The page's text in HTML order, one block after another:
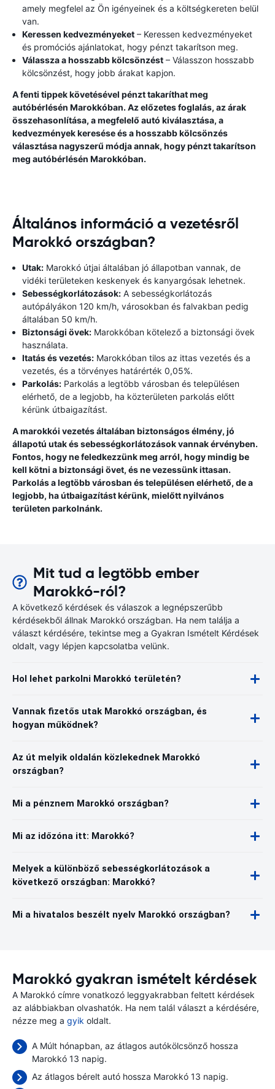
amely megfelel az Ön igényeinek és a költségkereten belül
van.
Keressen kedvezményeket – Keressen kedvezményeket
és promóciós ajánlatokat, hogy pénzt takarítson meg.
Válassza a hosszabb kölcsönzést – Válasszon hosszabb
kölcsönzést, hogy jobb árakat kapjon.
A fenti tippek követésével pénzt takaríthat meg
autóbérlésén Marokkóban. Az előzetes foglalás, az árak
összehasonlítása, a megfelelő autó kiválasztása, a
kedvezmények keresése és a hosszabb kölcsönzés
választása nagyszerű módja annak, hogy pénzt takarítson
meg autóbérlésén Marokkóban.
Általános információ a vezetésről
Marokkó országban?
Utak: Marokkó útjai általában jó állapotban vannak, de
vidéki területeken keskenyek és kanyargósak lehetnek.
Sebességkorlátozások: A sebességkorlátozás
autópályákon 120 km/h, városokban és falvakban pedig
általában 50 km/h.
Biztonsági övek: Marokkóban kötelező a biztonsági övek
használata.
Itatás és vezetés: Marokkóban tilos az ittas vezetés és a
vezetés, és a törvényes határérték 0,05%.
Parkolás: Parkolás a legtöbb városban és településen
elérhető, de a legjobb, ha közterületen parkolás előtt
kérünk útbaigazítást.
A marokkói vezetés általában biztonságos élmény, jó
állapotú utak és sebességkorlátozások vannak érvényben.
Fontos, hogy ne feledkezzünk meg arról, hogy mindig be
kell kötni a biztonsági övet, és ne vezessünk ittasan.
Parkolás a legtöbb városban és településen elérhető, de a
legjobb, ha útbaigazítást kérünk, mielőtt nyilvános
területen parkolnánk.
Mit tud a legtöbb ember
Marokkó-ról?
A következő kérdések és válaszok a legnépszerűbb
kérdésekből állnak Marokkó országban. Ha nem találja a
választ kérdésére, tekintse meg a Gyakran Ismételt Kérdések
oldalt, vagy lépjen kapcsolatba velünk.
Hol lehet parkolni Marokkó területén?
Vannak fizetős utak Marokkó országban, és
hogyan működnek?
Az út melyik oldalán közlekednek Marokkó
országban?
Mi a pénznem Marokkó országban?
Mi az időzóna itt: Marokkó?
Melyek a különböző sebességkorlátozások a
következő országban: Marokkó?
Mi a hivatalos beszélt nyelv Marokkó országban?
Marokkó gyakran ismételt kérdések
A Marokkó címre vonatkozó leggyakrabban feltett kérdések
az alábbiakban olvashatók. Ha nem talál választ a kérdésére,
nézze meg a gyik oldalt.
A Múlt hónapban, az átlagos autókölcsönző hossza
Marokkó 13 napig.
Az átlagos bérelt autó hossza Marokkó 13 napig.